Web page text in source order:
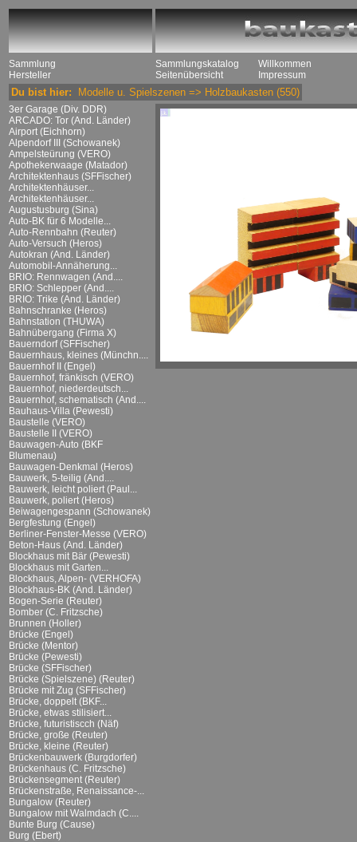
Sammlung
Hersteller
Sammlungskatalog
Seitenübersicht
Willkommen
Impressum
Du bist hier: Modelle u. Spielszenen => Holzbaukasten (550)
3er Garage (Div. DDR)
ARCADO: Tor (And. Länder)
Airport (Eichhorn)
Alpendorf III (Schowanek)
Ampelsteürung (VERO)
Apothekerwaage (Matador)
Architektenhaus (SFFischer)
Architektenhäuser...
Architektenhäuser...
Augustusburg (Sina)
Auto-BK für 6 Modelle...
Auto-Rennbahn (Reuter)
Auto-Versuch (Heros)
Autokran (And. Länder)
Automobil-Annäherung...
BRIO: Rennwagen (And....
BRIO: Schlepper (And....
BRIO: Trike (And. Länder)
Bahnschranke (Heros)
Bahnstation (THUWA)
Bahnübergang (Firma X)
Bauerndorf (SFFischer)
Bauernhaus, kleines (Münchn....
Bauernhof II (Engel)
Bauernhof, fränkisch (VERO)
Bauernhof, niederdeutsch...
Bauernhof, schematisch (And....
Bauhaus-Villa (Pewesti)
Baustelle (VERO)
Baustelle II (VERO)
Bauwagen-Auto (BKF
Blumenau)
Bauwagen-Denkmal (Heros)
Bauwerk, 5-teilig (And....
Bauwerk, leicht poliert (Paul...
Bauwerk, poliert (Heros)
Beiwagengespann (Schowanek)
Bergfestung (Engel)
Berliner-Fenster-Messe (VERO)
Beton-Haus (And. Länder)
Blockhaus mit Bär (Pewesti)
Blockhaus mit Garten...
Blockhaus, Alpen- (VERHOFA)
Blockhaus-BK (And. Länder)
Bogen-Serie (Reuter)
Bomber (C. Fritzsche)
Brunnen (Holler)
Brücke (Engel)
Brücke (Mentor)
Brücke (Pewesti)
Brücke (SFFischer)
Brücke (Spielszene) (Reuter)
Brücke mit Zug (SFFischer)
Brücke, doppelt (BKF...
Brücke, etwas stilisiert...
Brücke, futuristiscch (Näf)
Brücke, große (Reuter)
Brücke, kleine (Reuter)
Brückenbauwerk (Burgdorfer)
Brückenhaus (C. Fritzsche)
Brückensegment (Reuter)
Brückenstraße, Renaissance-...
Bungalow (Reuter)
Bungalow mit Walmdach (C....
Bunte Burg (Cause)
Burg (Ebert)